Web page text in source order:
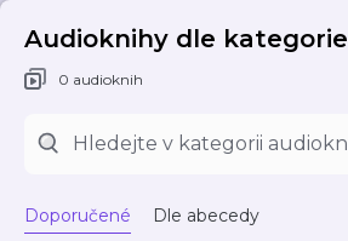
Audioknihy dle kategorie
0 audioknih
Doporučené Dle abecedy